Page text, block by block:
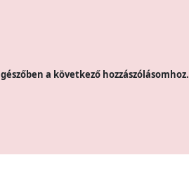
a következő hozzászólásomhoz.